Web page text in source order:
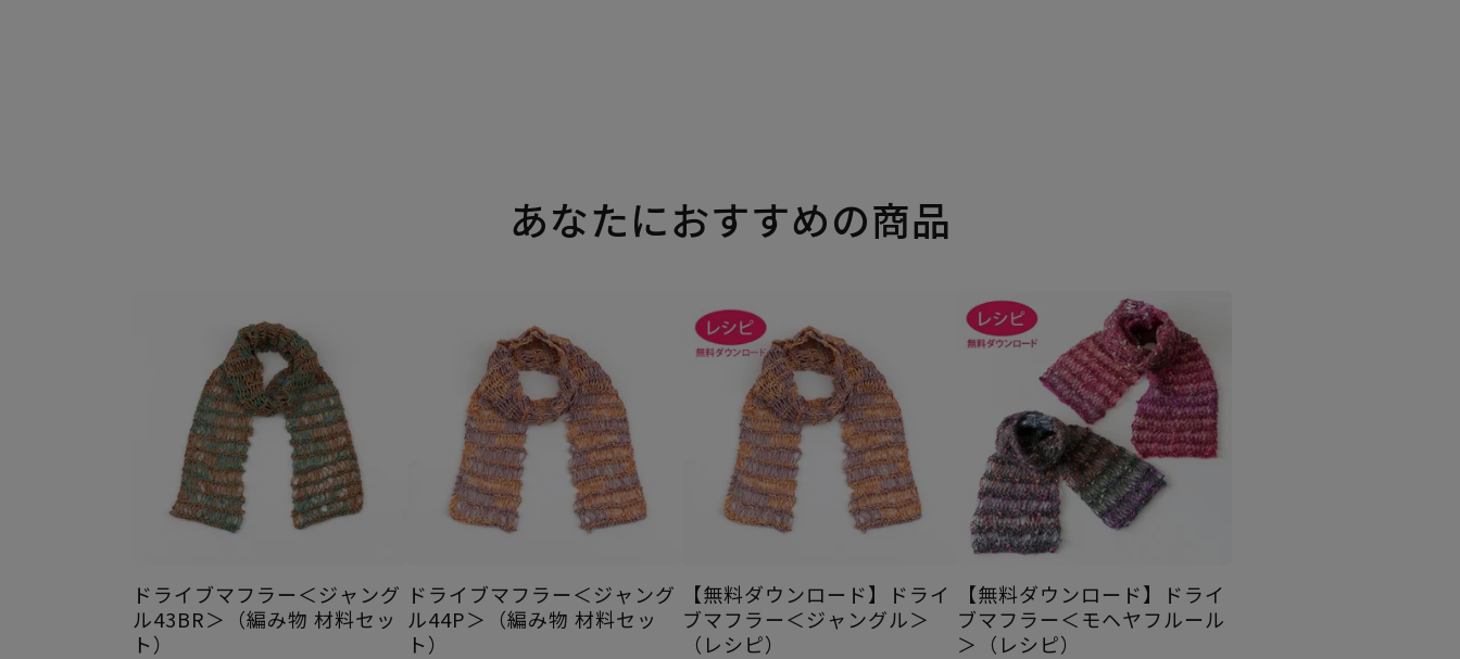
あなたにおすすめの商品
ドライブマフラー＜ジャング
ル43BR＞（編み物 材料セッ
ト）
ドライブマフラー＜ジャング
ル44P＞（編み物 材料セッ
ト）
【無料ダウンロード】ドライ
ブマフラー＜ジャングル＞
（レシピ）
【無料ダウンロード】ドライ
ブマフラー＜モヘヤフルール
＞（レシピ）